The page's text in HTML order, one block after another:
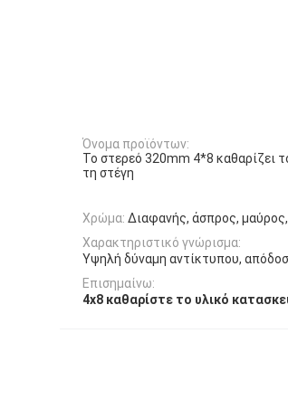
Όνομα προϊόντων:
Το στερεό 320mm 4*8 καθαρίζει
τη στέγη
Χρώμα: Διαφανής, άσπρος,
Χαρακτηριστικό γνώρισμα:
Υψηλή δύναμη αντίκτυπου,
Επισημαίνω:
4x8 καθαρίστε το υλικό